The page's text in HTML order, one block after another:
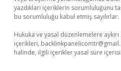
yazdıkları içeriklerin sorumluluğunu
bu sorumluluğu kabul etmiş sayılırlar.
Hukuka ve yasal düzenlemelere
içerikleri,
halinde, ilgili içerikler yasal süre